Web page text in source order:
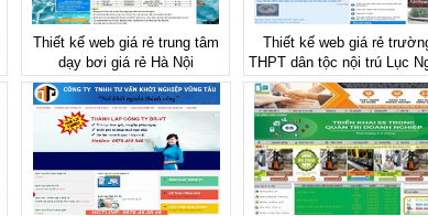
Thiết kế web giá rẻ trung tâm
dạy bơi giá rẻ Hà Nội
Thiết kế web giá rẻ
THPT dân tộc nội trú Lục